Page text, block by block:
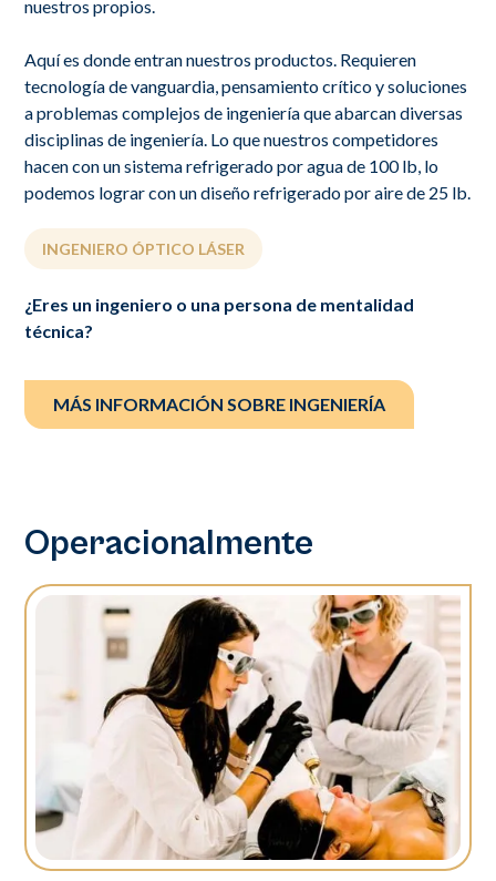
nuestros propios.
Aquí es donde entran nuestros productos. Requieren
tecnología de vanguardia, pensamiento crítico y soluciones
a problemas complejos de ingeniería que abarcan diversas
disciplinas de ingeniería. Lo que nuestros competidores
hacen con un sistema refrigerado por agua de 100 lb, lo
podemos lograr con un diseño refrigerado por aire de 25 lb.
INGENIERO ÓPTICO LÁSER
¿Eres un ingeniero o una persona de mentalidad
técnica?
MÁS INFORMACIÓN SOBRE INGENIERÍA
Operacionalmente